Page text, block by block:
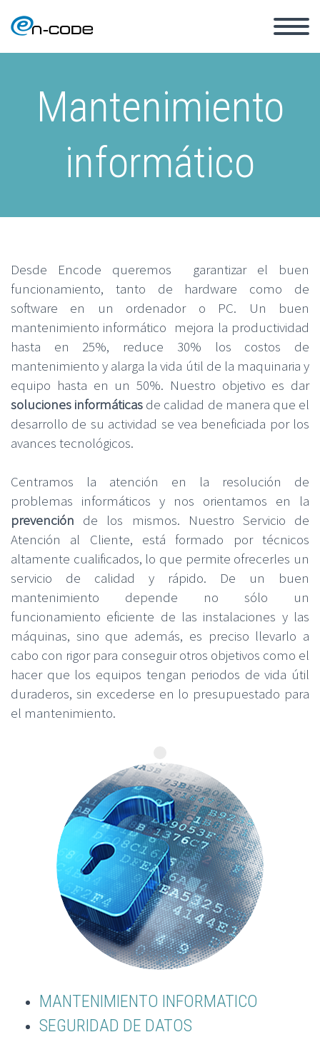
Mantenimiento
informático
Desde Encode queremos garantizar el buen
funcionamiento, tanto de hardware como de
software en un ordenador o PC. Un buen
mantenimiento informático mejora la productividad
hasta en 25%, reduce 30% los costos de
mantenimiento y alarga la vida útil de la maquinaria y
equipo hasta en un 50%. Nuestro objetivo es dar
soluciones informáticas de calidad de manera que el
desarrollo de su actividad se vea beneficiada por los
avances tecnológicos.
Centramos la atención en la resolución de
problemas informáticos y nos orientamos en la
prevención de los mismos. Nuestro Servicio de
Atención al Cliente, está formado por técnicos
altamente cualificados, lo que permite ofrecerles un
servicio de calidad y rápido. De un buen
mantenimiento depende no sólo un
funcionamiento eficiente de las instalaciones y las
máquinas, sino que además, es preciso llevarlo a
cabo con rigor para conseguir otros objetivos como el
hacer que los equipos tengan periodos de vida útil
duraderos, sin excederse en lo presupuestado para
el mantenimiento.
MANTENIMIENTO INFORMATICO
SEGURIDAD DE DATOS